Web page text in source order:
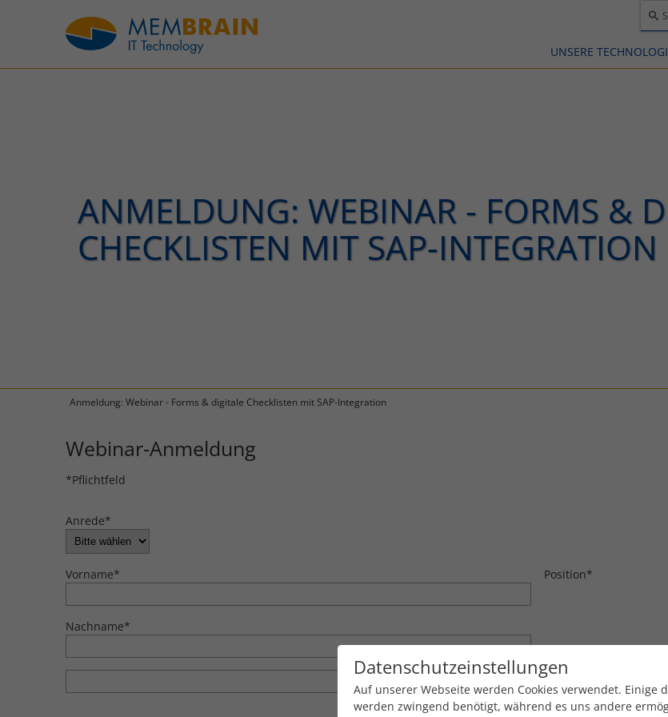
UNSERE
ANMELDUNG: WEBINAR - FORMS &
CHECKLISTEN MIT SAP-INTEGRATION
Anmeldung: Webinar - Forms & digitale Checklisten mit SAP-Integration
Webinar-Anmeldung
*Pflichtfeld
Anrede*
Vorname*
Nachname*
Position*
Datenschutzeinstellungen
Auf unserer Webseite werden Cookies verwendet. Einige
werden zwingend benötigt, während es uns andere